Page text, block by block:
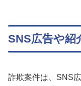
SNS広告や紹
詐欺案件は、SNS